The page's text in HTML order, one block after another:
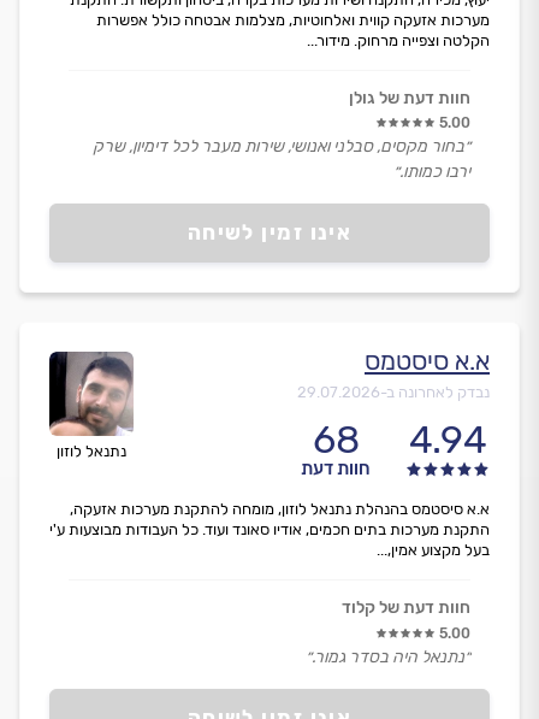
אינו זמין לשיחה
מערכות אזעקה קווית ואלחוטיות, מצלמות אבטחה כולל אפשרות
הקלטה וצפייה מרחוק. מידור...
חוות דעת של גולן
5.00
״בחור מקסים, סבלני ואנושי, שירות מעבר לכל דימיון, שרק
ירבו כמותו.״
נתנאל לוזון
א.א סיסטמס
נבדק לאחרונה ב-29.07.2026
4.94
68
חוות דעת
א.א סיסטמס בהנהלת נתנאל לוזון, מומחה להתקנת מערכות אזעקה,
התקנת מערכות בתים חכמים, אודיו סאונד ועוד. כל העבודות מבוצעות ע'י
בעל מקצוע אמין,...
חוות דעת של קלוד
5.00
״נתנאל היה בסדר גמור.״